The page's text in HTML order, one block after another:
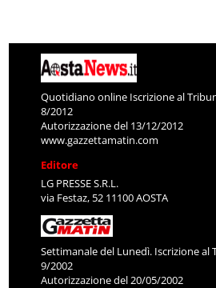
Quotidiano online Iscrizione al
8/2012
Autorizzazione del 13/12/2012
www.gazzettamatin.com
Editore
LG PRESSE S.R.L.
via Festaz, 52 11100 AOSTA
Settimanale del Lunedì. Iscrizione al
9/2002
Autorizzazione del 20/05/2002